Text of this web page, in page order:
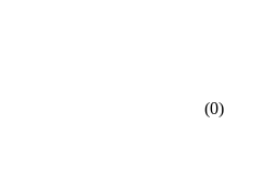
(0)